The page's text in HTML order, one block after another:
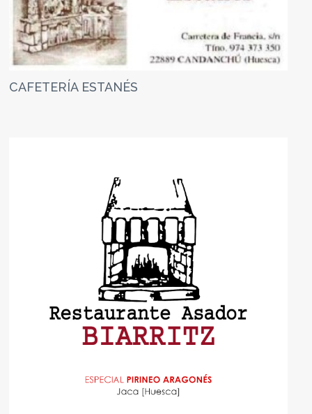
CAFETERÍA ESTANÉS